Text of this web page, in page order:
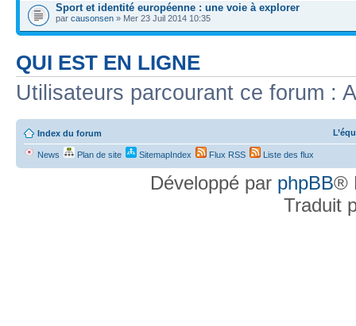
Sport et identité européenne : une voie à explorer
par causonsen » Mer 23 Juil 2014 10:35
QUI EST EN LIGNE
Utilisateurs parcourant ce forum :
Index du forum
News Plan de site SitemapIndex Flux RSS Liste des flux
Développé par phpBB®
Traduit